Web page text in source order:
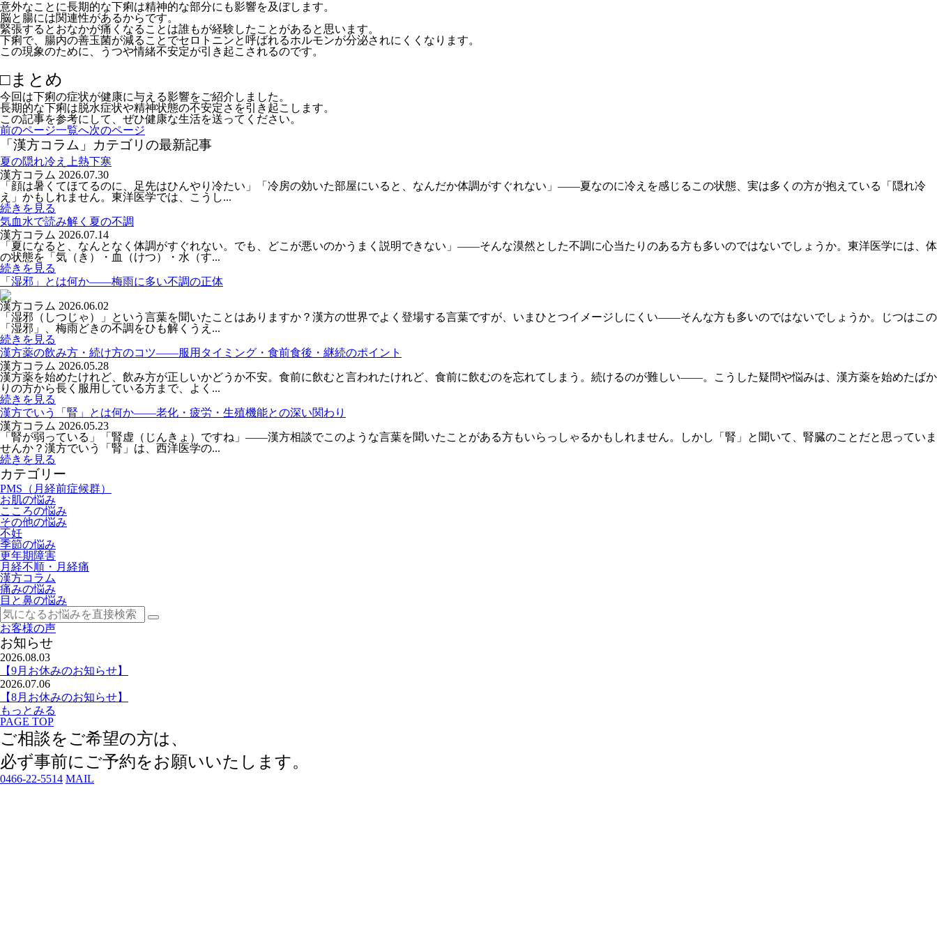
意外なことに長期的な下痢は精神的な部分にも影響を及ぼします。
脳と腸には関連性があるからです。
緊張するとおなかが痛くなることは誰もが経験したことがあると思います。
下痢で、腸内の善玉菌が減ることでセロトニンと呼ばれるホルモンが分泌されにくくなります。
この現象のために、うつや情緒不安定が引き起こされるのです。
□まとめ
今回は下痢の症状が健康に与える影響をご紹介しました。
長期的な下痢は脱水症状や精神状態の不安定さを引き起こします。
この記事を参考にして、ぜひ健康な生活を送ってください。
前のページ一覧へ次のページ
「漢方コラム」カテゴリの最新記事
夏の隠れ冷え上熱下寒
漢方コラム 2026.07.30
「顔は暑くてほてるのに、足先はひんやり冷たい」「冷房の効いた部屋にいると、なんだか体調がすぐれない」――夏なのに冷えを感じるこの状態、実は多くの方が抱えている「隠れ冷
え」かもしれません。東洋医学では、こうし...
続きを見る
気血水で読み解く夏の不調
漢方コラム 2026.07.14
「夏になると、なんとなく体調がすぐれない。でも、どこが悪いのかうまく説明できない」――そんな漠然とした不調に心当たりのある方も多いのではないでしょうか。東洋医学には、体
の状態を「気（き）・血（けつ）・水（す...
続きを見る
「湿邪」とは何か――梅雨に多い不調の正体
漢方コラム 2026.06.02
「湿邪（しつじゃ）」という言葉を聞いたことはありますか？漢方の世界でよく登場する言葉ですが、いまひとつイメージしにくい――そんな方も多いのではないでしょうか。じつはこの
「湿邪」、梅雨どきの不調をひも解くうえ...
続きを見る
漢方薬の飲み方・続け方のコツ――服用タイミング・食前食後・継続のポイント
漢方コラム 2026.05.28
漢方薬を始めたけれど、飲み方が正しいかどうか不安。食前に飲むと言われたけれど、食前に飲むのを忘れてしまう。続けるのが難しい——。こうした疑問や悩みは、漢方薬を始めたばか
りの方から長く服用している方まで、よく...
続きを見る
漢方でいう「腎」とは何か――老化・疲労・生殖機能との深い関わり
漢方コラム 2026.05.23
「腎が弱っている」「腎虚（じんきょ）ですね」——漢方相談でこのような言葉を聞いたことがある方もいらっしゃるかもしれません。しかし「腎」と聞いて、腎臓のことだと思っていま
せんか？漢方でいう「腎」は、西洋医学の...
続きを見る
カテゴリー
PMS（月経前症候群）
お肌の悩み
こころの悩み
その他の悩み
不妊
季節の悩み
更年期障害
月経不順・月経痛
漢方コラム
痛みの悩み
目と鼻の悩み
お客様の声
お知らせ
2026.08.03
【9月お休みのお知らせ】
2026.07.06
【8月お休みのお知らせ】
もっとみる
PAGE TOP
ご相談をご希望の方は、
必ず事前にご予約をお願いいたします。
0466-22-5514 MAIL